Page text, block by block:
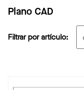
Plano CAD
Filtrar por artículo: